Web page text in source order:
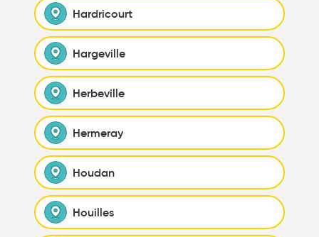
Hardricourt
Hargeville
Herbeville
Hermeray
Houdan
Houilles